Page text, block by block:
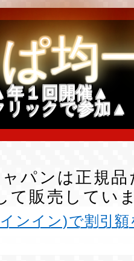
均
１回開催▲
ックで参加▲
パンは正規
て販売してい
ンイン)で割引